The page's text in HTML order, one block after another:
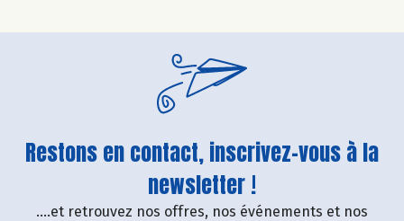
Restons en contact, inscrivez-vous à la
newsletter !
....et retrouvez nos offres, nos événements et nos